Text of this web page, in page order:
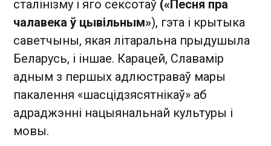
сталінізму і яго сексотаў («Песня пра
чалавека ў цывільным»), гэта і крытыка
саветчыны, якая літаральна прыдушыла
Беларусь, і іншае. Карацей, Славамір
адным з першых адлюстраваў мары
пакалення «шасцідзясятнікаў» аб
адраджэнні нацыянальнай культуры і
мовы.